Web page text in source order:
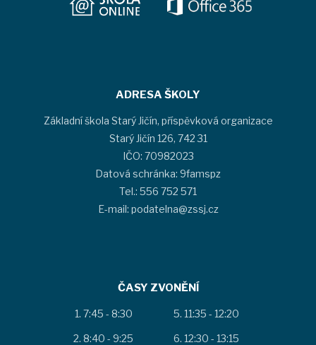
ADRESA ŠKOLY
Základní škola Starý Jičín, příspěvková organizace
Starý Jičín 126, 742 31
IČO: 70982023
Datová schránka: 9famspz
Tel.: 556 752 571
E-mail: podatelna@zssj.cz
ČASY ZVONĚNÍ
7:45 - 8:30
8:40 - 9:25
11:35 - 12:20
12:30 - 13:15